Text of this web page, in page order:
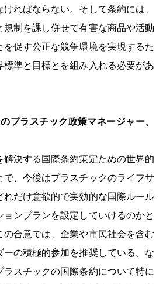
ればならない。そして条約には、
制を課し併せて有害な商品や活動
促す公正な競争環境を実現するた
準と目標とを組み入れる必要があ
プラスチック政策マネージャー、
解決する国際条約策定ための世界的
で、今後はプラスチックのライフサ
れだけ意欲的で実効的な国際ルール
ョンプランを設定していけるのかと
の合意では、企業や市民社会を含む
の積極的参加を推奨している。な
ラスチックの国際条約について特に